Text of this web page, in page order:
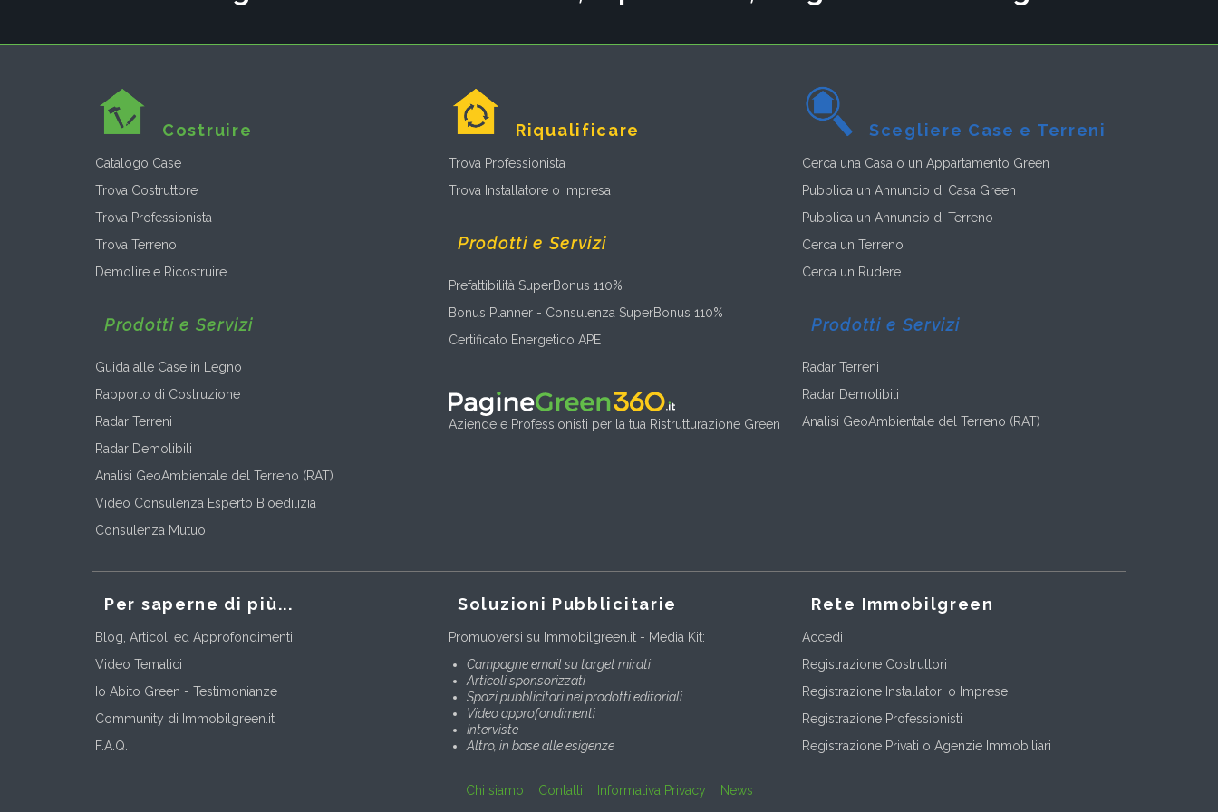
Costruire
Catalogo Case
Trova Costruttore
Trova Professionista
Trova Terreno
Demolire e Ricostruire
Prodotti e Servizi
Guida alle Case in Legno
Rapporto di Costruzione
Radar Terreni
Radar Demolibili
Analisi GeoAmbientale del Terreno (RAT)
Video Consulenza Esperto Bioedilizia
Consulenza Mutuo
Riqualificare
Trova Professionista
Trova Installatore o Impresa
Prodotti e Servizi
Prefattibilità SuperBonus 110%
Bonus Planner - Consulenza SuperBonus 110%
Certificato Energetico APE
Aziende e Professionisti per la tua Ristrutturazione Green
Scegliere Case e Terreni
Cerca una Casa o un Appartamento Green
Pubblica un Annuncio di Casa Green
Pubblica un Annuncio di Terreno
Cerca un Terreno
Cerca un Rudere
Prodotti e Servizi
Radar Terreni
Radar Demolibili
Analisi GeoAmbientale del Terreno (RAT)
Per saperne di più...
Blog, Articoli ed Approfondimenti
Video Tematici
Io Abito Green - Testimonianze
Community di Immobilgreen.it
F.A.Q.
Soluzioni Pubblicitarie
Promuoversi su Immobilgreen.it - Media Kit:
Campagne email su target mirati
Articoli sponsorizzati
Spazi pubblicitari nei prodotti editoriali
Video approfondimenti
Interviste
Altro, in base alle esigenze
Rete Immobilgreen
Accedi
Registrazione Costruttori
Registrazione Installatori o Imprese
Registrazione Professionisti
Registrazione Privati o Agenzie Immobiliari
Chi siamo Contatti Informativa Privacy News